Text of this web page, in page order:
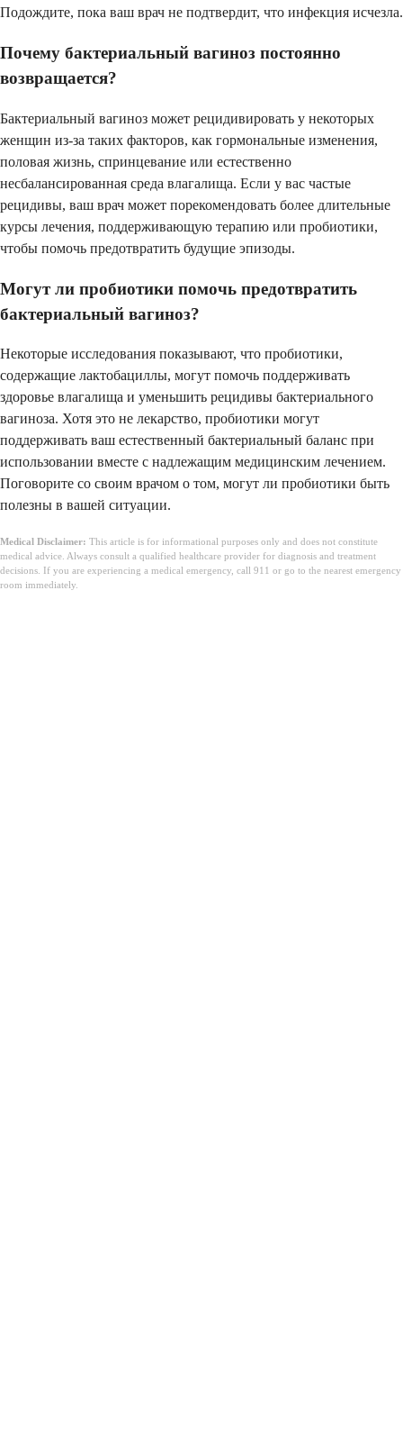
Подождите, пока ваш врач не подтвердит, что инфекция исчезла.
Почему бактериальный вагиноз постоянно
возвращается?
Бактериальный вагиноз может рецидивировать у некоторых
женщин из-за таких факторов, как гормональные изменения,
половая жизнь, спринцевание или естественно
несбалансированная среда влагалища. Если у вас частые
рецидивы, ваш врач может порекомендовать более длительные
курсы лечения, поддерживающую терапию или пробиотики,
чтобы помочь предотвратить будущие эпизоды.
Могут ли пробиотики помочь предотвратить
бактериальный вагиноз?
Некоторые исследования показывают, что пробиотики,
содержащие лактобациллы, могут помочь поддерживать
здоровье влагалища и уменьшить рецидивы бактериального
вагиноза. Хотя это не лекарство, пробиотики могут
поддерживать ваш естественный бактериальный баланс при
использовании вместе с надлежащим медицинским лечением.
Поговорите со своим врачом о том, могут ли пробиотики быть
полезны в вашей ситуации.
Medical Disclaimer: This article is for informational purposes only and does not constitute
medical advice. Always consult a qualified healthcare provider for diagnosis and treatment
decisions. If you are experiencing a medical emergency, call 911 or go to the nearest emergency
room immediately.